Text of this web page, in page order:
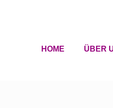
HOME ÜBER